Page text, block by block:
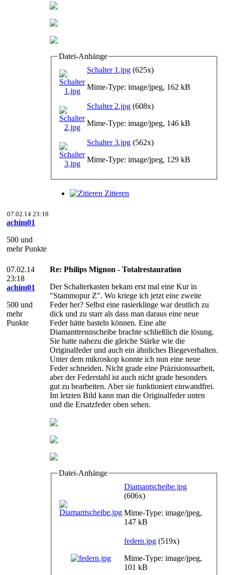
Datei-Anhänge
Schalter 1.jpg (625x)
Mime-Type: image/jpeg, 162 kB
Schalter 2.jpg (608x)
Mime-Type: image/jpeg, 146 kB
Schalter 3.jpg (562x)
Mime-Type: image/jpeg, 129 kB
Zitieren
07.02.14 23:18
achim01
500 und
mehr Punkte
07.02.14
23:18
achim01
500 und
mehr
Punkte
Re: Philips Mignon - Totalrestauration
Der Schalterkasten bekam erst mal eine Kur in
"Stammopur Z". Wo kriege ich jetzt eine zweite
Feder her? Selbst eine rasierklinge war deutlich zu
dick und zu starr als dass man daraus eine neue
Feder hätte basteln können. Eine alte
Diamanttrennscheibe brachte schließlich die lösung.
Sie hatte nahezu die gleiche Stärke wie die
Originalfeder und auch ein ähnliches Biegeverhalten.
Unter dem mikroskop konnte ich nun eine neue
Feder schneiden. Nicht grade eine Präzisionssarbeit,
aber der Federstahl ist auch nicht grade besonders
gut zu bearbeiten. Aber sie funktioniert einwandfrei.
Im letzten Bild kann man die Originalfeder unten
und die Ersatzfeder oben sehen.
Datei-Anhänge
Diamantscheibe.jpg
(606x)
Mime-Type: image/jpeg,
147 kB
federn.jpg (519x)
Mime-Type: image/jpeg,
101 kB